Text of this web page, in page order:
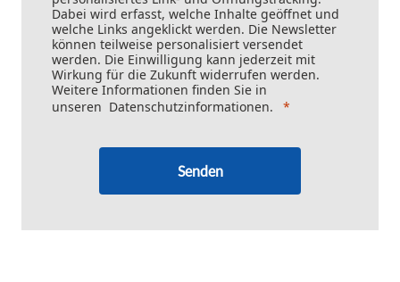
Dabei wird erfasst, welche Inhalte geöffnet und
welche Links angeklickt werden. Die Newsletter
können teilweise personalisiert versendet
werden. Die Einwilligung kann jederzeit mit
Wirkung für die Zukunft widerrufen werden.
Weitere Informationen finden Sie in
unseren Datenschutzinformationen.
Senden